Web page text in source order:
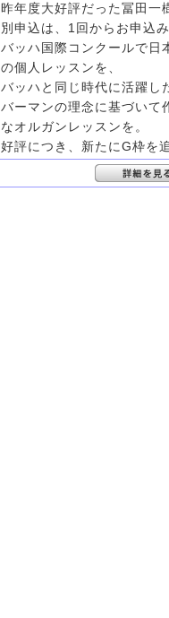
昨年度大好評だった冨田一
別申込は、1回からお申込
バッハ国際コンクールで日
の個人レッスンを、
バッハと同じ時代に活躍し
バーマンの理念に基づいて
なオルガンレッスンを。
好評につき、新たにG枠を